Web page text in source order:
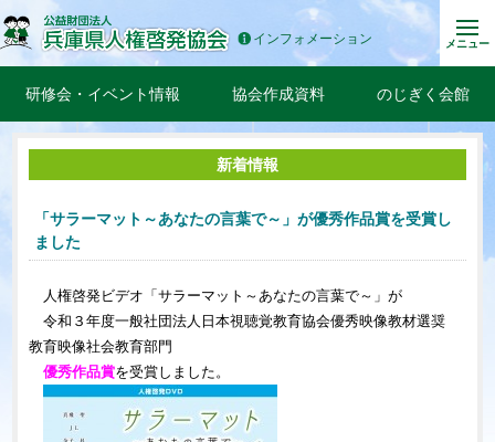
インフォメーション メニュー
研修会・イベント情報 協会作成資料 のじぎく会館
新着情報
「サラーマット～あなたの言葉で～」が優秀作品賞を受賞し
ました
人権啓発ビデオ「サラーマット～あなたの言葉で～」が
令和３年度一般社団法人日本視聴覚教育協会優秀映像教材選奨
教育映像社会教育部門
優秀作品賞を受賞しました。